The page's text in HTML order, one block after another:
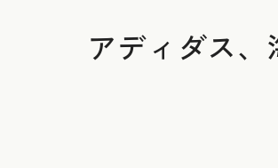
アディダス